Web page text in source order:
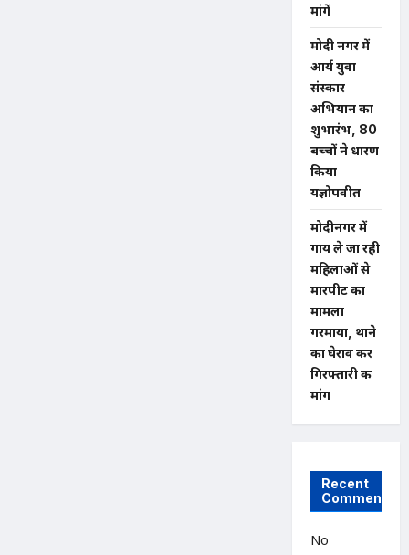
मांगें
मोदी नगर में
आर्य युवा
संस्कार
अभियान का
शुभारंभ, 80
बच्चों ने धारण
किया
यज्ञोपवीत
मोदीनगर में
गाय ले जा रही
महिलाओं से
मारपीट का
मामला
गरमाया, थाने
का घेराव कर
गिरफ्तारी की
मांग
Recent
Comments
No